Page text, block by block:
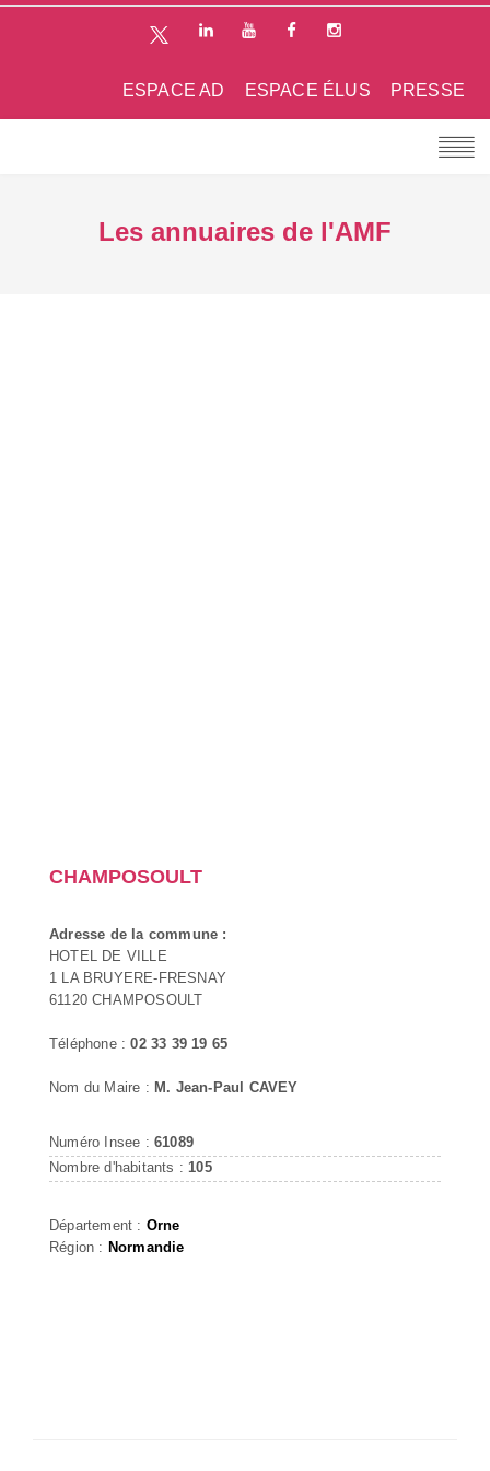
PRESSE
ESPACE ÉLUS
ESPACE AD
Les annuaires de l'AMF
CHAMPOSOULT
Adresse de la commune :
HOTEL DE VILLE
1 LA BRUYERE-FRESNAY
61120 CHAMPOSOULT
Téléphone :02 33 39 19 65
Nom du Maire : M. Jean-Paul CAVEY
Numéro Insee : 61089
Nombre d'habitants : 105
Département : Orne
Région : Normandie